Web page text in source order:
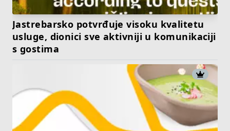
Jastrebarsko potvrđuje visoku kvalitetu
usluge, dionici sve aktivniji u komunikaciji
s gostima